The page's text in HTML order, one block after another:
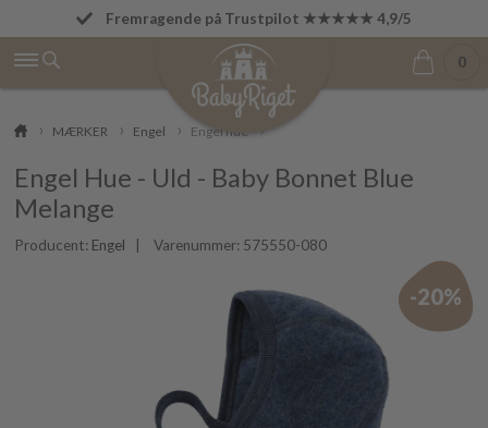
Fri fragt fra 499 kr.
Fremragende på Trustpilot ★★★★★ 4,9/5
0
MÆRKER Engel Engel hue
Engel Hue - Uld - Baby Bonnet Blue
Melange
Producent: Engel | Varenummer: 575550-080
-20%